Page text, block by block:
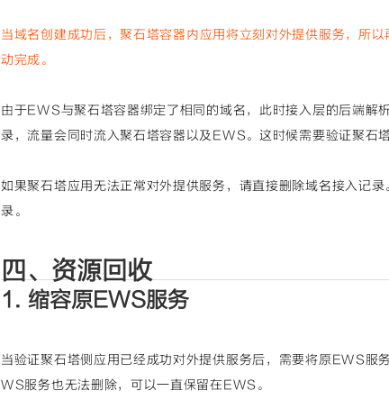
当域名创建成功后，聚石塔容器内应用将立刻对外提供服务，所
动完成。
由于EWS与聚石塔容器绑定了相同的域名，此时接入层的后端解
录，流量会同时流入聚石塔容器以及EWS。这时候需要验证聚石
如果聚石塔应用无法正常对外提供服务，请直接删除域名接入记
录。
四、资源回收
1. 缩容原EWS服务
当验证聚石塔侧应用已经成功对外提供服务后，需要将原EWS服
WS服务也无法删除，可以一直保留在EWS。